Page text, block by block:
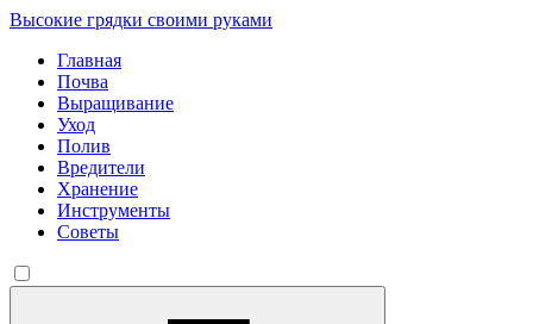
Высокие грядки своими руками
Главная
Почва
Выращивание
Уход
Полив
Вредители
Хранение
Инструменты
Советы